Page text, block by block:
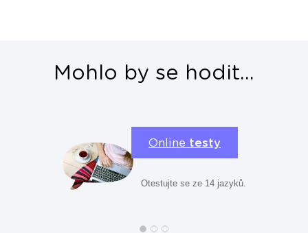
Mohlo by se hodit...
Online testy
Otestujte se ze 14 jazyků.